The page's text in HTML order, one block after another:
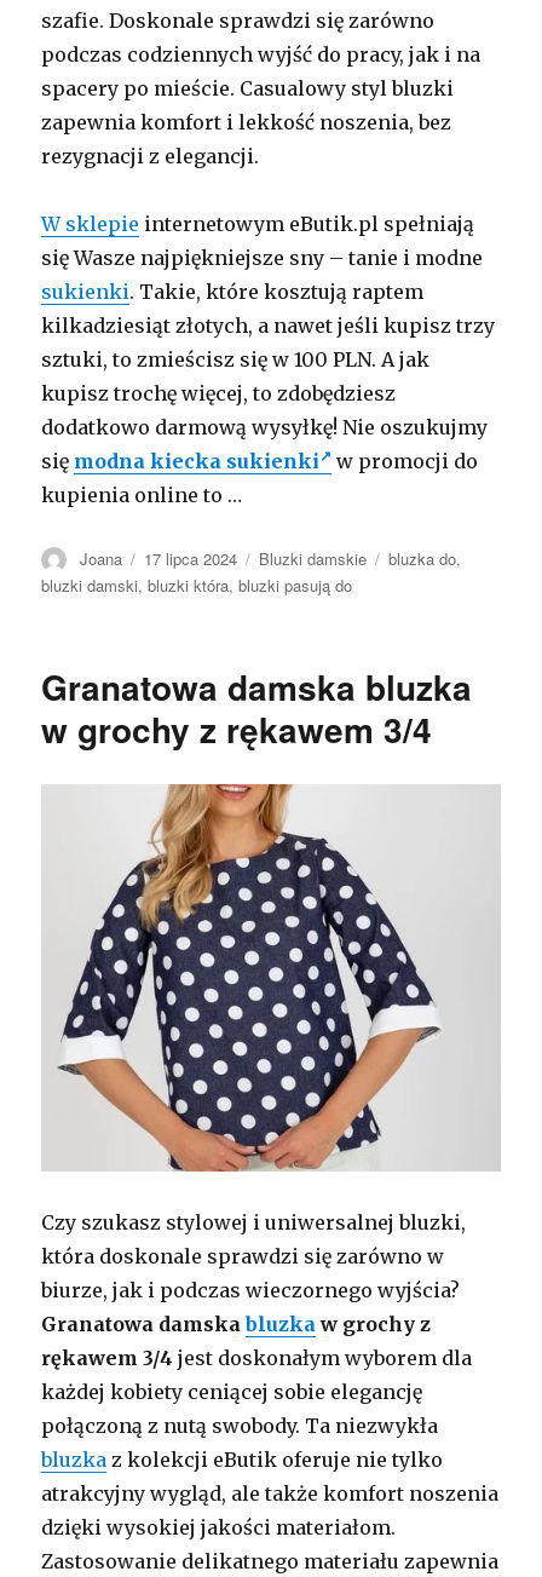
szafie. Doskonale sprawdzi się zarówno
podczas codziennych wyjść do pracy, jak i na
spacery po mieście. Casualowy styl bluzki
zapewnia komfort i lekkość noszenia, bez
rezygnacji z elegancji.
W sklepie internetowym eButik.pl spełniają
się Wasze najpiękniejsze sny – tanie i modne
sukienki. Takie, które kosztują raptem
kilkadziesiąt złotych, a nawet jeśli kupisz trzy
sztuki, to zmieścisz się w 100 PLN. A jak
kupisz trochę więcej, to zdobędziesz
dodatkowo darmową wysyłkę! Nie oszukujmy
się modna kiecka sukienki
w promocji do
kupienia online to …
Autor
Joana Opublikowano
17 lipca 2024 Kategorie
Bluzki damskie Tagi
bluzka do,
bluzki damski,bluzki która,bluzki pasują do
Granatowa damska bluzka
w grochy z rękawem 3/4
Czy szukasz stylowej i uniwersalnej bluzki,
która doskonale sprawdzi się zarówno w
biurze, jak i podczas wieczornego wyjścia?
Granatowa damskabluzkaw grochy z
rękawem 3/4 jest doskonałym wyborem dla
każdej kobiety ceniącej sobie elegancję
połączoną z nutą swobody. Ta niezwykła
bluzka z kolekcji eButik oferuje nie tylko
atrakcyjny wygląd, ale także komfort noszenia
dzięki wysokiej jakości materiałom.
Zastosowanie delikatnego materiału zapewnia